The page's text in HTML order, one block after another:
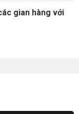
gian hàng với